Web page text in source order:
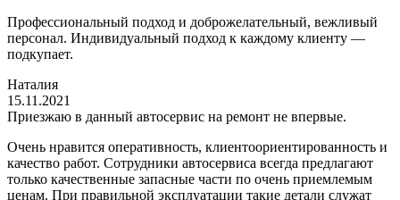
Профессиональный подход и доброжелательный, вежливый
персонал. Индивидуальный подход к каждому клиенту —
подкупает.
Наталия
15.11.2021
Приезжаю в данный автосервис на ремонт не впервые.
Очень нравится оперативность, клиентоориентированность и
качество работ. Сотрудники автосервиса всегда предлагают
только качественные запасные части по очень приемлемым
ценам. При правильной эксплуатации такие детали служат